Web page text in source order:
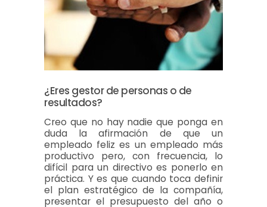
¿Eres gestor de personas o de
resultados?
Creo que no hay nadie que ponga en
duda la afirmación de que un
empleado feliz es un empleado más
productivo pero, con frecuencia, lo
difícil para un directivo es ponerlo en
práctica. Y es que cuando toca definir
el plan estratégico de la compañía,
presentar el presupuesto del año o